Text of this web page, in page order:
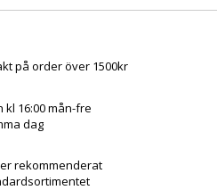
på order över 1500kr
kl 16:00 mån-fre
dag
rekommenderat